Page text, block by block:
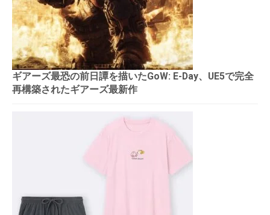
ギアーズ最恐の前日譚を描いたGoW: E-Day、UE5で完全
再構築されたギアーズ最新作